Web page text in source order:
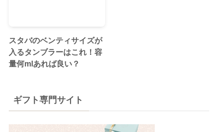
スタバのベンティサイズが
入るタンブラーはこれ！容
量何mlあれば良い？
ギフト専門サイト